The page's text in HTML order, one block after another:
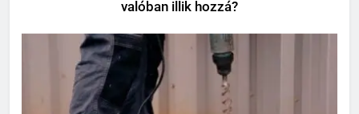
valóban illik hozzá?